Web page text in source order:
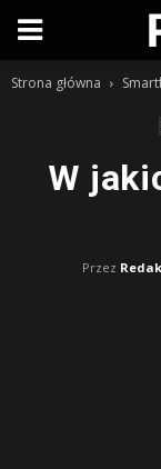
Strona główna
W
Przez